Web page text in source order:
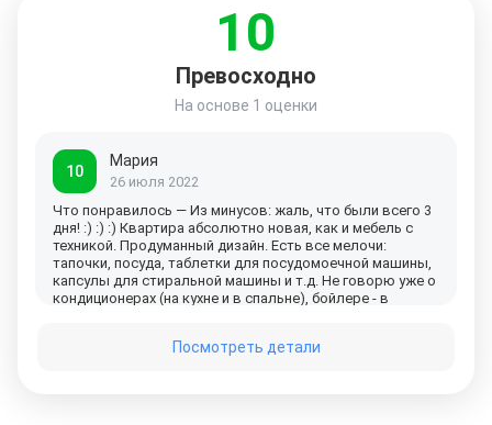
10
Превосходно
На основе 1 оценки
10
Мария
26 июля 2022
Что понравилось — Из минусов: жаль, что были всего 3
дня! :) :) :) Квартира абсолютно новая, как и мебель с
техникой. Продуманный дизайн. Есть все мелочи:
тапочки, посуда, таблетки для посудомоечной машины,
капсулы для стиральной машины и т.д. Не говорю уже о
кондиционерах (на кухне и в спальне), бойлере - в
Перед бронью пересмотрела много квартир. По такой
Посмотреть детали